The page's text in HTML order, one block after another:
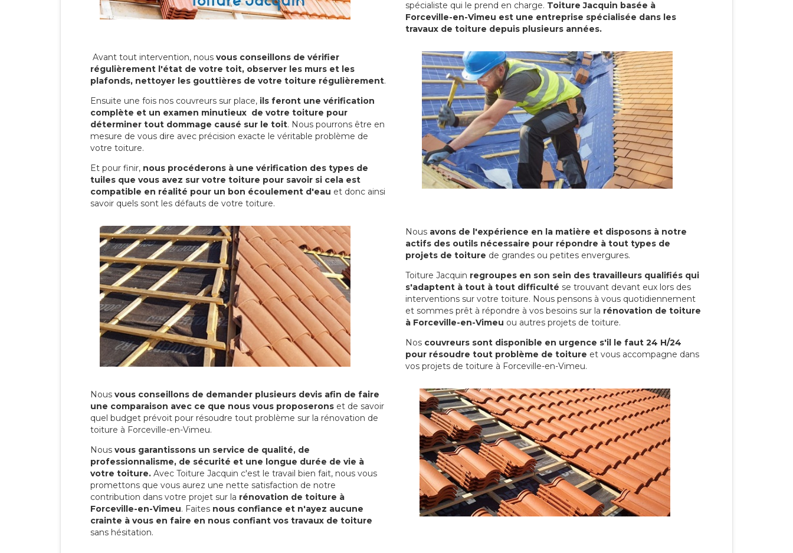
spécialiste qui le prend en charge. Toiture Jacquin basée à
Forceville-en-Vimeu est une entreprise spécialisée dans les
travaux de toiture depuis plusieurs années.
Avant tout intervention, nous vous conseillons de vérifier
régulièrement l'état de votre toit, observer les murs et les
plafonds, nettoyer les gouttières de votre toiture régulièrement.
Ensuite une fois nos couvreurs sur place, ils feront une vérification
complète et un examen minutieux de votre toiture pour
déterminer tout dommage causé sur le toit. Nous pourrons être en
mesure de vous dire avec précision exacte le véritable problème de
votre toiture.
Et pour finir, nous procéderons à une vérification des types de
tuiles que vous avez sur votre toiture pour savoir si cela est
compatible en réalité pour un bon écoulement d'eau et donc ainsi
savoir quels sont les défauts de votre toiture.
Nous avons de l'expérience en la matière et disposons à notre
actifs des outils nécessaire pour répondre à tout types de
projets de toiture de grandes ou petites envergures.
Toiture Jacquin regroupes en son sein des travailleurs qualifiés qui
s'adaptent à tout à tout difficulté se trouvant devant eux lors des
interventions sur votre toiture. Nous pensons à vous quotidiennement
et sommes prêt à répondre à vos besoins sur la rénovation de toiture
à Forceville-en-Vimeu ou autres projets de toiture.
Nos couvreurs sont disponible en urgence s'il le faut 24 H/24
pour résoudre tout problème de toiture et vous accompagne dans
vos projets de toiture à Forceville-en-Vimeu.
Nous vous conseillons de demander plusieurs devis afin de faire
une comparaison avec ce que nous vous proposerons et de savoir
quel budget prévoit pour résoudre tout problème sur la rénovation de
toiture à Forceville-en-Vimeu.
Nous vous garantissons un service de qualité, de
professionnalisme, de sécurité et une longue durée de vie à
votre toiture. Avec Toiture Jacquin c'est le travail bien fait, nous vous
promettons que vous aurez une nette satisfaction de notre
contribution dans votre projet sur la rénovation de toiture à
Forceville-en-Vimeu. Faites nous confiance et n'ayez aucune
crainte à vous en faire en nous confiant vos travaux de toiture
sans hésitation.